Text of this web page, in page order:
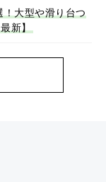
大型や滑り台つ
新】